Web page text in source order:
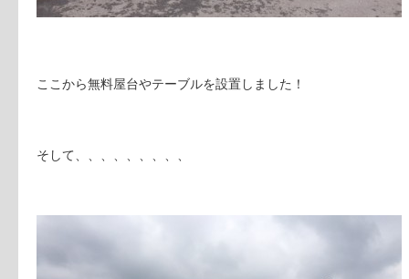
ここから無料屋台やテーブルを設置しました！
そして、、、、、、、、、